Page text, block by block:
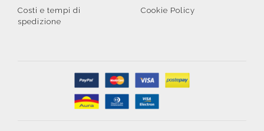
Costi e tempi di
spedizione
Cookie Policy